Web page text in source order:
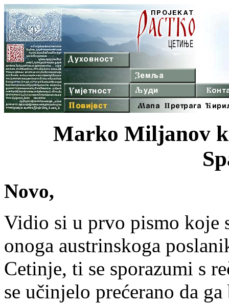
Marko Miljanov
Novo,
Vidio si u prvo pismo koje
onoga austrinskoga
Cetinje, ti se sporazumi s
se učinjelo prećerano da